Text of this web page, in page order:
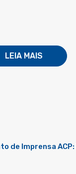
LEIA MAIS
de Imprensa ACP: